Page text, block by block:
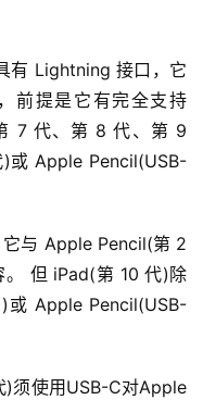
有 Lightning 接口，它
前提是它有完全支持
7 代、第 8 代、第 9
或 Apple Pencil(USB-
与 Apple Pencil(第 2
但 iPad(第 10 代)除
Apple Pencil(USB-
)须使用USB-C对Apple